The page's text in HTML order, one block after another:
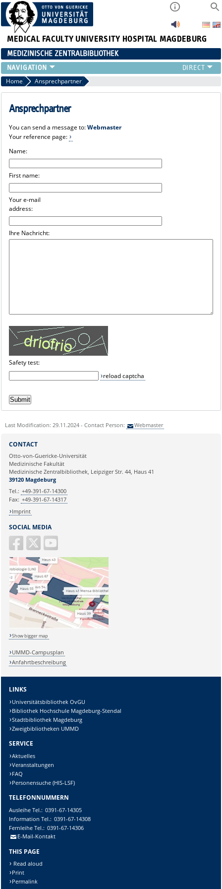
MEDICAL FACULTY UNIVERSITY HOSPITAL MAGDEBURG
MEDIZINISCHE ZENTRALBIBLIOTHEK
Home Ansprechpartner
Ansprechpartner
You can send a message to:Webmaster
Your reference page:
Name:
First name:
Your e-mail
address:
Ihre Nachricht:
Safety test:
reload captcha
Last Modification: 29.11.2024 - Contact Person: Webmaster
SOCIAL MEDIA
CONTACT
Otto-von-Guericke-Universität
Medizinische Fakultät
Medizinische Zentralbibliothek, Leipziger Str. 44, Haus 41
39120 Magdeburg
Tel.: +49-391-67-14300
Fax: +49-391-67-14317
Imprint
Show bigger map
UMMD-Campusplan
Anfahrtbeschreibung
LINKS
Universitätsbibliothek OvGU
Bibliothek Hochschule Magdeburg-Stendal
Stadtbibliothek Magdeburg
Zweigbibliotheken UMMD
SERVICE
Aktuelles
Veranstaltungen
FAQ
Personensuche (HIS-LSF)
TELEFONNUMMERN
AusleiheTel.: 0391-67-14305
Information Tel.: 0391-67-14308
FernleiheTel.: 0391-67-14306
E-Mail-Kontakt
THIS PAGE
Read aloud
Print
Permalink